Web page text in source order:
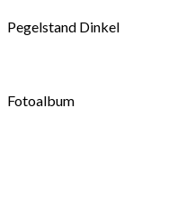
Pegelstand Dinkel
Fotoalbum